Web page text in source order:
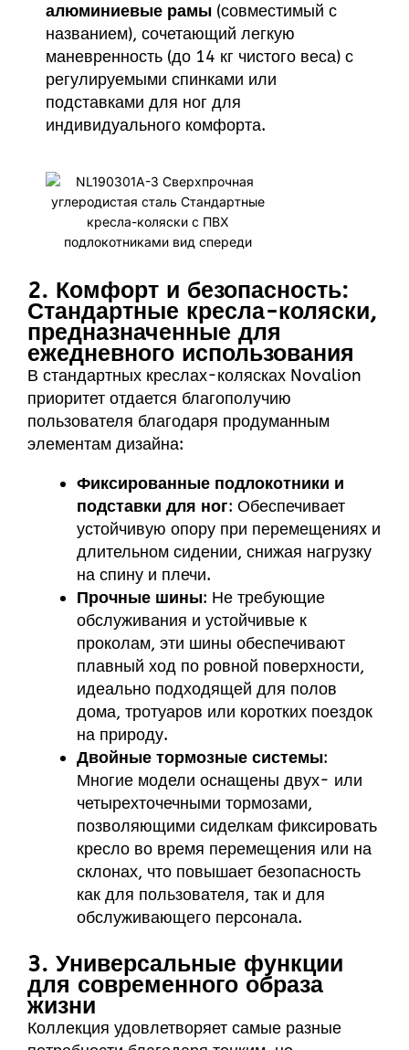
алюминиевые рамы (совместимый с
названием), сочетающий легкую
маневренность (до 14 кг чистого веса) с
регулируемыми спинками или
подставками для ног для
индивидуального комфорта.
2. Комфорт и безопасность:
Стандартные кресла-коляски,
предназначенные для
ежедневного использования
В стандартных креслах-колясках Novalion
приоритет отдается благополучию
пользователя благодаря продуманным
элементам дизайна:
Фиксированные подлокотники и
подставки для ног: Обеспечивает
устойчивую опору при перемещениях и
длительном сидении, снижая нагрузку
на спину и плечи.
Прочные шины: Не требующие
обслуживания и устойчивые к
проколам, эти шины обеспечивают
плавный ход по ровной поверхности,
идеально подходящей для полов
дома, тротуаров или коротких поездок
на природу.
Двойные тормозные системы:
Многие модели оснащены двух- или
четырехточечными тормозами,
позволяющими сиделкам фиксировать
кресло во время перемещения или на
склонах, что повышает безопасность
как для пользователя, так и для
обслуживающего персонала.
3. Универсальные функции
для современного образа
жизни
Коллекция удовлетворяет самые разные